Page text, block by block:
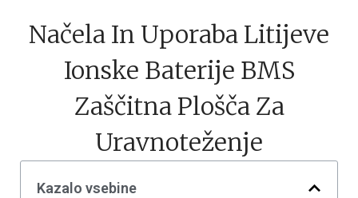
Načela In Uporaba Litijeve
Ionske Baterije BMS
Zaščitna Plošča Za
Uravnoteženje
Kazalo vsebine